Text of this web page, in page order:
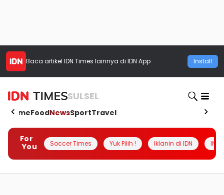
Baca artikel IDN Times lainnya di IDN App Install
SULSEL
HomeFoodNewsSportTravel
For
You
Soccer Times Yuk Pilih ! Iklanin di IDN